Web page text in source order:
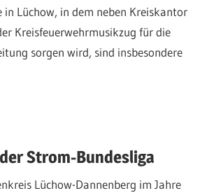
in Lüchow, in dem neben Kreiskantor
Kreisfeuerwehrmusikzug für die
sorgen wird, sind insbesondere
Strom-Bundesliga
Lüchow-Dannenberg im Jahre